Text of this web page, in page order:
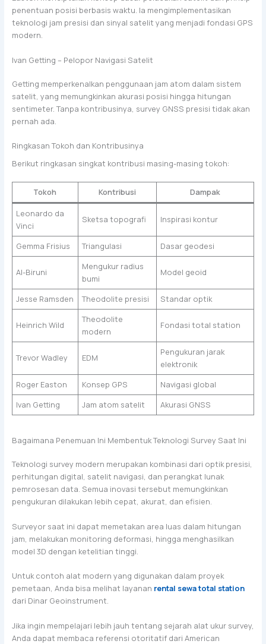
penentuan posisi berbasis waktu. Ia mengimplementasikan
teknologi jam presisi dan sinyal satelit yang menjadi fondasi GPS
modern.
Ivan Getting – Pelopor Navigasi Satelit
Getting memperkenalkan penggunaan jam atom dalam sistem
satelit, yang memungkinkan akurasi posisi hingga hitungan
sentimeter. Tanpa kontribusinya, survey GNSS presisi tidak akan
pernah ada.
Ringkasan Tokoh dan Kontribusinya
Berikut ringkasan singkat kontribusi masing-masing tokoh:
Tokoh Kontribusi
Dampak
Leonardo da
Vinci
Sketsa topografi Inspirasi kontur
Gemma Frisius Triangulasi Dasar geodesi
Al-Biruni
Mengukur radius
bumi
Model geoid
Jesse Ramsden Theodolite presisi Standar optik
Heinrich Wild
Theodolite
modern
Fondasi total station
Trevor Wadley EDM
Pengukuran jarak
elektronik
Roger Easton
Konsep GPS
Navigasi global
Ivan Getting
Jam atom satelit Akurasi GNSS
Bagaimana Penemuan Ini Membentuk Teknologi Survey Saat Ini
Teknologi survey modern merupakan kombinasi dari optik presisi,
perhitungan digital, satelit navigasi, dan perangkat lunak
pemrosesan data. Semua inovasi tersebut memungkinkan
pengukuran dilakukan lebih cepat, akurat, dan efisien.
Surveyor saat ini dapat memetakan area luas dalam hitungan
jam, melakukan monitoring deformasi, hingga menghasilkan
model 3D dengan ketelitian tinggi.
Untuk contoh alat modern yang digunakan dalam proyek
pemetaan, Anda bisa melihat layanan rental sewa total station
dari Dinar Geoinstrument.
Jika ingin mempelajari lebih jauh tentang sejarah alat ukur survey,
Anda dapat membaca referensi otoritatif dari American